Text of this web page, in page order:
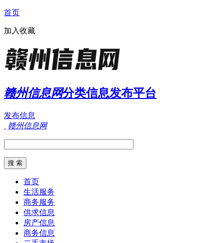
首页
加入收藏
赣州信息网分类信息发布平台
发布信息
赣州信息网
首页
生活服务
商务服务
供求信息
房产信息
商务信息